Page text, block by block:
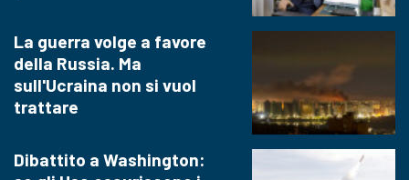
La guerra volge a favore
della Russia. Ma
sull'Ucraina non si vuol
trattare
Dibattito a Washington: